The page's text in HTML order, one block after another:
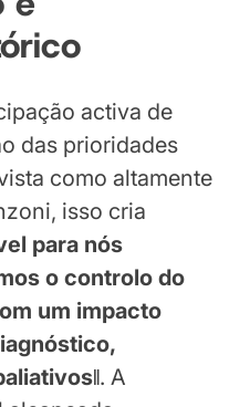
activa de
das prioridades
como altamente
isso cria
para nós
o controlo do
um impacto
. A